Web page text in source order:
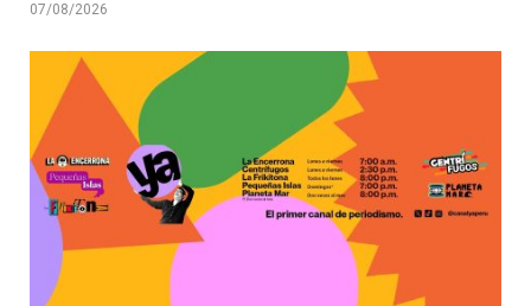
07/08/2026